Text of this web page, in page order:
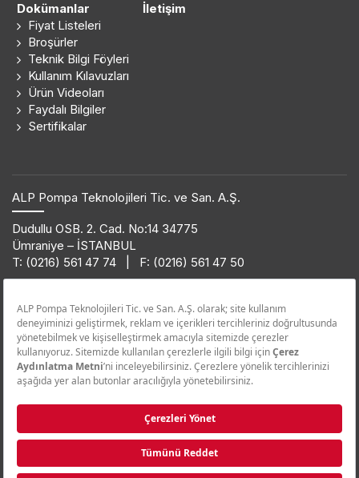
Dokümanlar
Fiyat Listeleri
Broşürler
Teknik Bilgi Föyleri
Kullanım Kılavuzları
Ürün Videoları
Faydalı Bilgiler
Sertifikalar
İletişim
ALP Pompa Teknolojileri Tic. ve San. A.Ş.
Dudullu OSB. 2. Cad. No:14 34775
Ümraniye – İSTANBUL
T: (0216) 561 47 74 | F: (0216) 561 47 50
0850 432 38 62
© 2019 ETNA. Her hakkı saklıdır.
Satış Sonrası Hizmetler - STS
0850 455 38 62